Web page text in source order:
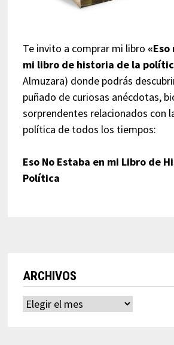
Te invito a comprar mi libro
mi libro de historia de la
Almuzara) donde podrás
puñado de curiosas anécdotas,
sorprendentes relacionados con
política de todos los tiempos:
Eso No Estaba en mi Libro de
Política
ARCHIVOS
Archivos